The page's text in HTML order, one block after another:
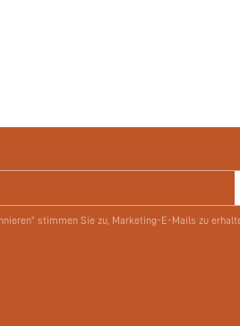
stimmen Sie zu, Marketing-E-Mails zu